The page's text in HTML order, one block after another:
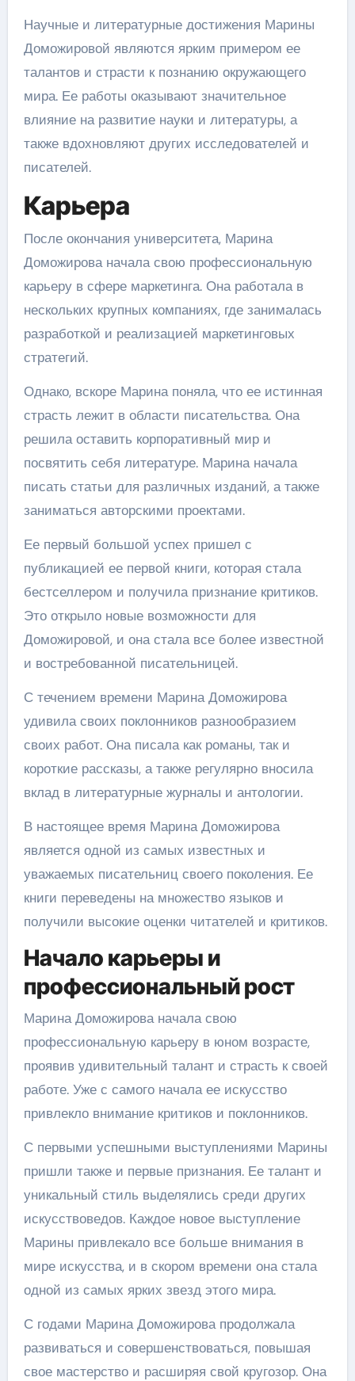
Научные и литературные достижения Марины
Доможировой являются ярким примером ее
талантов и страсти к познанию окружающего
мира. Ее работы оказывают значительное
влияние на развитие науки и литературы, а
также вдохновляют других исследователей и
писателей.
Карьера
После окончания университета, Марина
Доможирова начала свою профессиональную
карьеру в сфере маркетинга. Она работала в
нескольких крупных компаниях, где занималась
разработкой и реализацией маркетинговых
стратегий.
Однако, вскоре Марина поняла, что ее истинная
страсть лежит в области писательства. Она
решила оставить корпоративный мир и
посвятить себя литературе. Марина начала
писать статьи для различных изданий, а также
заниматься авторскими проектами.
Ее первый большой успех пришел с
публикацией ее первой книги, которая стала
бестселлером и получила признание критиков.
Это открыло новые возможности для
Доможировой, и она стала все более известной
и востребованной писательницей.
С течением времени Марина Доможирова
удивила своих поклонников разнообразием
своих работ. Она писала как романы, так и
короткие рассказы, а также регулярно вносила
вклад в литературные журналы и антологии.
В настоящее время Марина Доможирова
является одной из самых известных и
уважаемых писательниц своего поколения. Ее
книги переведены на множество языков и
получили высокие оценки читателей и критиков.
Начало карьеры и
профессиональный рост
Марина Доможирова начала свою
профессиональную карьеру в юном возрасте,
проявив удивительный талант и страсть к своей
работе. Уже с самого начала ее искусство
привлекло внимание критиков и поклонников.
С первыми успешными выступлениями Марины
пришли также и первые признания. Ее талант и
уникальный стиль выделялись среди других
искусствоведов. Каждое новое выступление
Марины привлекало все больше внимания в
мире искусства, и в скором времени она стала
одной из самых ярких звезд этого мира.
С годами Марина Доможирова продолжала
развиваться и совершенствоваться, повышая
свое мастерство и расширяя свой кругозор. Она